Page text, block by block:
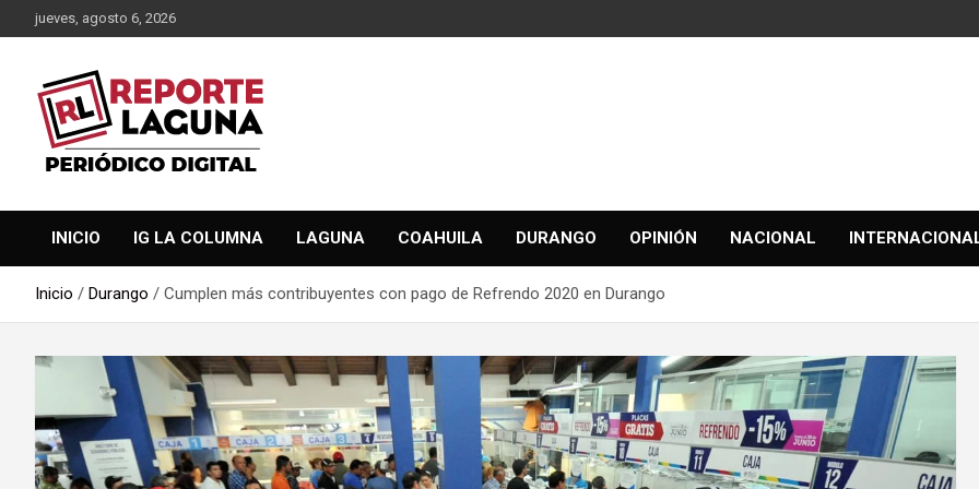
Saltar
al
jueves, agosto 6, 2026
Reporte Laguna
INICIO IG LA COLUMNA LAGUNA COAHUILA DURANGO OPINIÓN NACIONAL
Inicio Durango Cumplen más contribuyentes con pago de Refrendo 2020 en Durango